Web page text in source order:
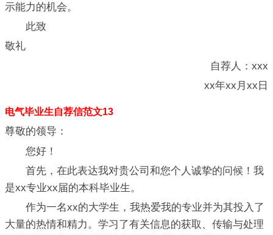
示能力的机会。
此致
敬礼
自荐人：xxx
xx年xx月xx日
电气毕业生自荐信范文13
尊敬的领导：
您好！
首先，在此表达我对贵公司和您个人诚挚的问候！我
是xx专业xx届的本科毕业生。
作为一名xx的大学生，我热爱我的专业并为其投入了
大量的热情和精力。学习了有关信息的获取、传输与处理